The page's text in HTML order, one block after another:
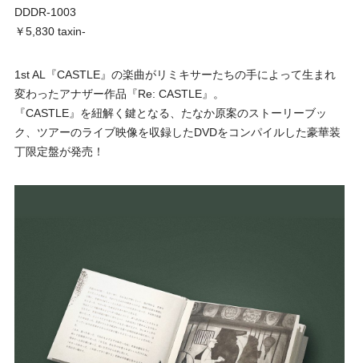
DDDR-1003
￥5,830 taxin-
1st AL『CASTLE』の楽曲がリミキサーたちの手によって生まれ
変わったアナザー作品『Re: CASTLE』。
『CASTLE』を紐解く鍵となる、たなか原案のストーリーブッ
ク、ツアーのライブ映像を収録したDVDをコンパイルした豪華装
丁限定盤が発売！